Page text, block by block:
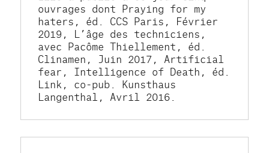
ouvrages dont Praying for my
haters, éd. CCS Paris, Février
2019, L’âge des techniciens,
avec Pacôme Thiellement, éd.
Clinamen, Juin 2017, Artificial
fear, Intelligence of Death, éd.
Link, co-pub. Kunsthaus
Langenthal, Avril 2016.